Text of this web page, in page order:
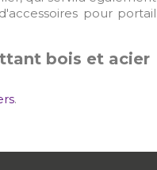
pour portail
bois et acier
.